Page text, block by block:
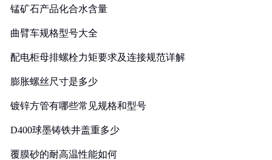
锰矿石产品化合水含量
曲臂车规格型号大全
配电柜母排螺栓力矩要求及连接规范详解
膨胀螺丝尺寸是多少
镀锌方管有哪些常见规格和型号
D400球墨铸铁井盖重多少
覆膜砂的耐高温性能如何